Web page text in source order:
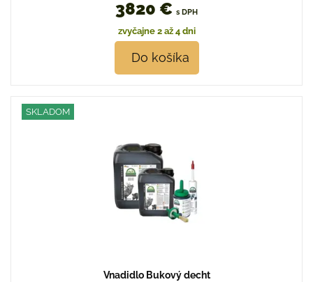
3820 € s DPH
zvyčajne 2 až 4 dni
Do košíka
SKLADOM
Vnadidlo Bukový decht